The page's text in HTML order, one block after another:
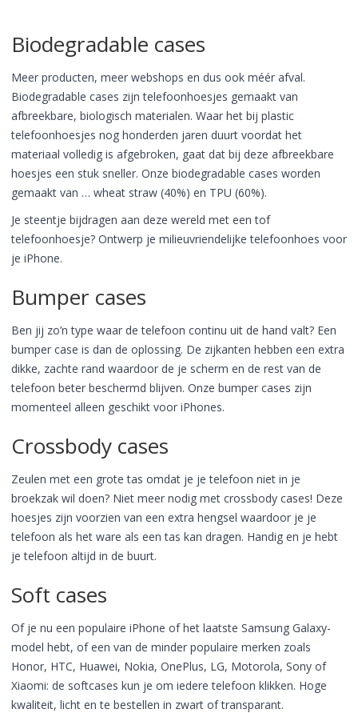
Biodegradable cases
Meer producten, meer webshops en dus ook méér afval.
Biodegradable cases zijn telefoonhoesjes gemaakt van
afbreekbare, biologisch materialen. Waar het bij plastic
telefoonhoesjes nog honderden jaren duurt voordat het
materiaal volledig is afgebroken, gaat dat bij deze afbreekbare
hoesjes een stuk sneller. Onze biodegradable cases worden
gemaakt van … wheat straw (40%) en TPU (60%).
Je steentje bijdragen aan deze wereld met een tof
telefoonhoesje? Ontwerp je milieuvriendelijke telefoonhoes voor
je iPhone.
Bumper cases
Ben jij zo’n type waar de telefoon continu uit de hand valt? Een
bumper case is dan de oplossing. De zijkanten hebben een extra
dikke, zachte rand waardoor de je scherm en de rest van de
telefoon beter beschermd blijven. Onze bumper cases zijn
momenteel alleen geschikt voor iPhones.
Crossbody cases
Zeulen met een grote tas omdat je je telefoon niet in je
broekzak wil doen? Niet meer nodig met crossbody cases! Deze
hoesjes zijn voorzien van een extra hengsel waardoor je je
telefoon als het ware als een tas kan dragen. Handig en je hebt
je telefoon altijd in de buurt.
Soft cases
Of je nu een populaire iPhone of het laatste Samsung Galaxy-
model hebt, of een van de minder populaire merken zoals
Honor, HTC, Huawei, Nokia, OnePlus, LG, Motorola, Sony of
Xiaomi: de softcases kun je om iedere telefoon klikken. Hoge
kwaliteit, licht en te bestellen in zwart of transparant.